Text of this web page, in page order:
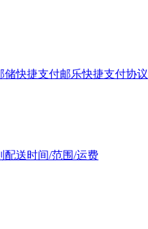
储快捷支付邮乐快捷支付协议
配送时间/范围/运费